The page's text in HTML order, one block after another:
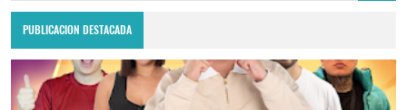
PUBLICACION DESTACADA